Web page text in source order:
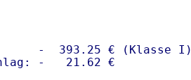
-  393.25 € (Klasse I)
-   21.62 €